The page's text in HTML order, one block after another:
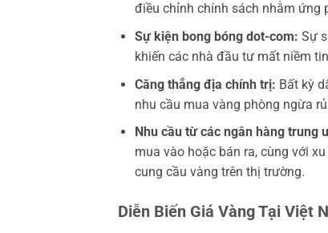
điều chỉnh chính sách nhằm ứng
Sự kiện bong bóng dot-com: Sự
khiến các nhà đầu tư mất niềm
Căng thẳng địa chính trị: Bất kỳ
nhu cầu mua vàng phòng ngừa
Nhu cầu từ các ngân hàng trung
mua vào hoặc bán ra, cùng với
cung cầu vàng trên thị trường.
Diễn Biến Giá Vàng Tại Việt